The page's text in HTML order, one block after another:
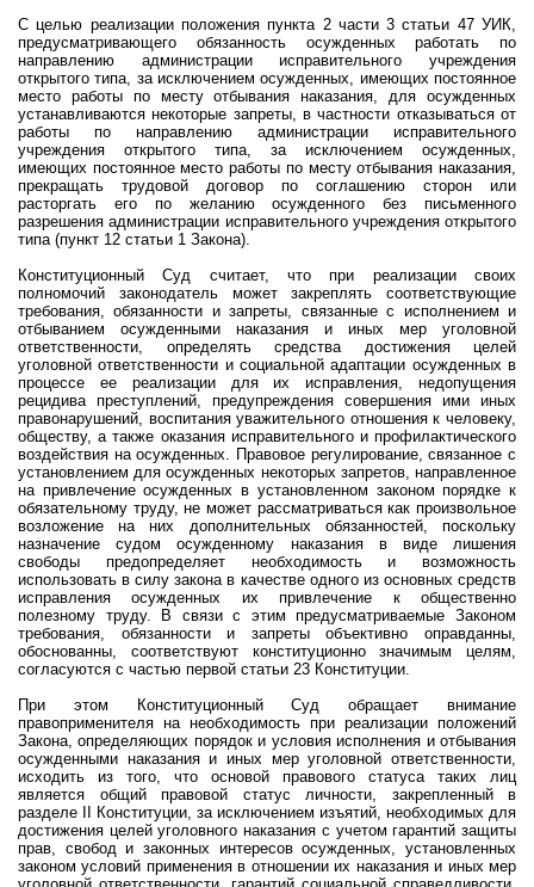
С целью реализации положения пункта 2 части 3 статьи 47 УИК,
предусматривающего обязанность осужденных работать по
направлению администрации исправительного учреждения
открытого типа, за исключением осужденных, имеющих постоянное
место работы по месту отбывания наказания, для осужденных
устанавливаются некоторые запреты, в частности отказываться от
работы по направлению администрации исправительного
учреждения открытого типа, за исключением осужденных,
имеющих постоянное место работы по месту отбывания наказания,
прекращать трудовой договор по соглашению сторон или
расторгать его по желанию осужденного без письменного
разрешения администрации исправительного учреждения открытого
типа (пункт 12 статьи 1 Закона).
Конституционный Суд считает, что при реализации своих
полномочий законодатель может закреплять соответствующие
требования, обязанности и запреты, связанные с исполнением и
отбыванием осужденными наказания и иных мер уголовной
ответственности, определять средства достижения целей
уголовной ответственности и социальной адаптации осужденных в
процессе ее реализации для их исправления, недопущения
рецидива преступлений, предупреждения совершения ими иных
правонарушений, воспитания уважительного отношения к человеку,
обществу, а также оказания исправительного и профилактического
воздействия на осужденных. Правовое регулирование, связанное с
установлением для осужденных некоторых запретов, направленное
на привлечение осужденных в установленном законом порядке к
обязательному труду, не может рассматриваться как произвольное
возложение на них дополнительных обязанностей, поскольку
назначение судом осужденному наказания в виде лишения
свободы предопределяет необходимость и возможность
использовать в силу закона в качестве одного из основных средств
исправления осужденных их привлечение к общественно
полезному труду. В связи с этим предусматриваемые Законом
требования, обязанности и запреты объективно оправданны,
обоснованны, соответствуют конституционно значимым целям,
согласуются с частью первой статьи 23 Конституции.
При этом Конституционный Суд обращает внимание
правоприменителя на необходимость при реализации положений
Закона, определяющих порядок и условия исполнения и отбывания
осужденными наказания и иных мер уголовной ответственности,
исходить из того, что основой правового статуса таких лиц
является общий правовой статус личности, закрепленный в
разделе
Конституции, за исключением изъятий, необходимых для
достижения целей уголовного наказания с учетом гарантий защиты
прав, свобод и законных интересов осужденных, установленных
законом условий применения в отношении их наказания и иных мер